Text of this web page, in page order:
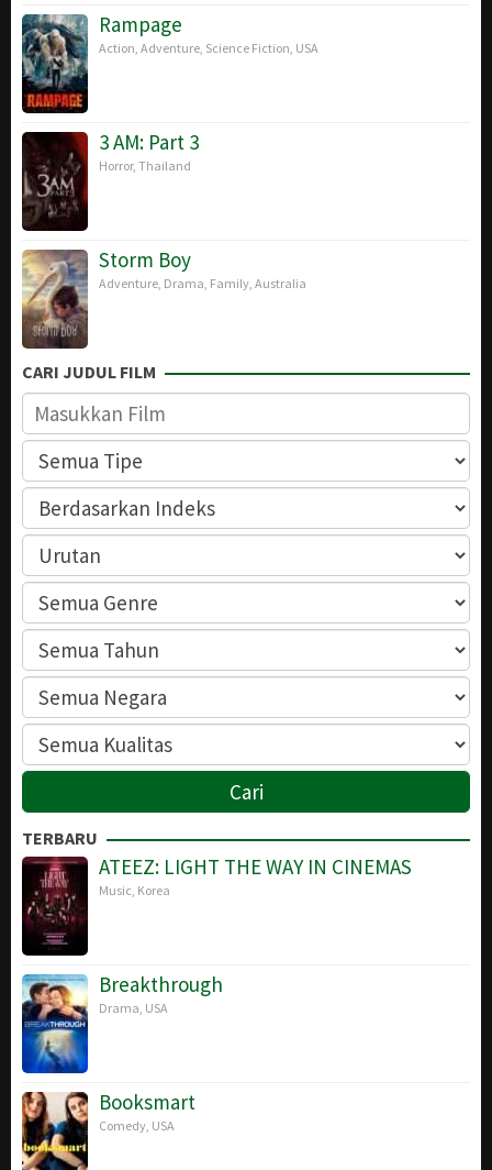
Rampage
Action Adventure Science Fiction USA
3 AM: Part 3
Horror, Thailand
Storm Boy
Adventure Drama Family Australia
CARI JUDUL FILM
TERBARU
ATEEZ: LIGHT THE WAY IN CINEMAS
Music Korea
Breakthrough
Drama USA
Booksmart
Comedy USA